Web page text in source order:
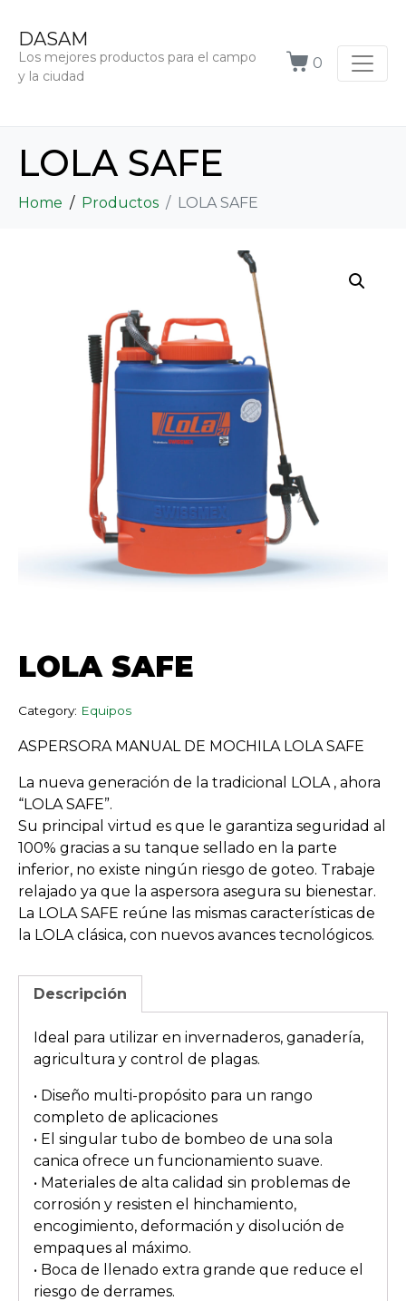
DASAM
Los mejores productos para el campo
y la ciudad
0
LOLA SAFE
Home Productos LOLA SAFE
LOLA SAFE
Category: Equipos
ASPERSORA MANUAL DE MOCHILA LOLA SAFE
La nueva generación de la tradicional LOLA , ahora
“LOLA SAFE”.
Su principal virtud es que le garantiza seguridad al
100% gracias a su tanque sellado en la parte
inferior, no existe ningún riesgo de goteo. Trabaje
relajado ya que la aspersora asegura su bienestar.
La LOLA SAFE reúne las mismas características de
la LOLA clásica, con nuevos avances tecnológicos.
Descripción
Ideal para utilizar en invernaderos, ganadería,
agricultura y control de plagas.
• Diseño multi-propósito para un rango
completo de aplicaciones
• El singular tubo de bombeo de una sola
canica ofrece un funcionamiento suave.
• Materiales de alta calidad sin problemas de
corrosión y resisten el hinchamiento,
encogimiento, deformación y disolución de
empaques al máximo.
• Boca de llenado extra grande que reduce el
riesgo de derrames.